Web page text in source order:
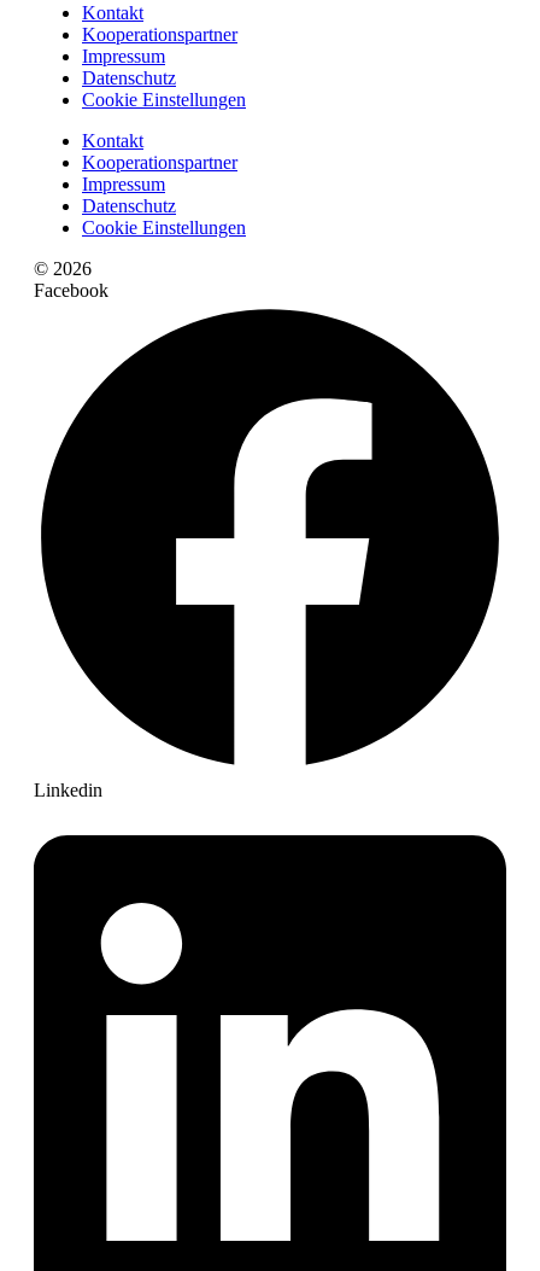
Kontakt
Kooperationspartner
Impressum
Datenschutz
Cookie Einstellungen
Kontakt
Kooperationspartner
Impressum
Datenschutz
Cookie Einstellungen
© 2026
Facebook
Linkedin